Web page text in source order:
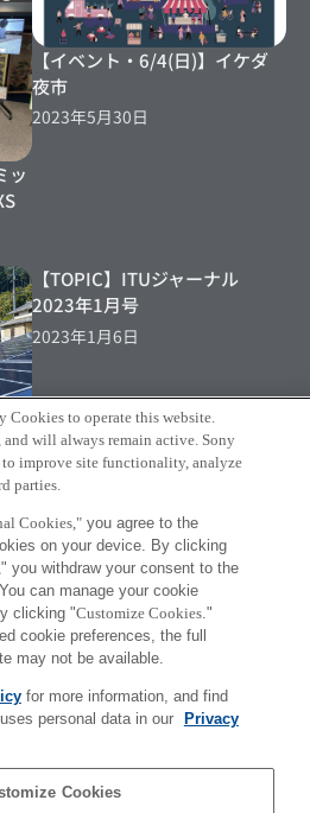
ッ
【イベント・6/4(日)】イケダ
夜市
2023年5月30日
ー
が
イ
【TOPIC】ITUジャーナル
2023年1月号
2023年1月6日
More
Cookies to operate this website.
and will always remain active. Sony
improve site functionality, analyze
parties.
Cookies,"you agree to the
on your device. By clicking
" you withdraw your consent to the
can manage your cookie
clicking "Customize Cookies."
cookie preferences, the full
may not be available.
for more information, and find
personal data in our
Privacy
Cookies